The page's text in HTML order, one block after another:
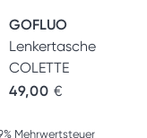
GOFLUO
Lenkertasche
COLETTE
49,00 €
Mehrwertsteuer